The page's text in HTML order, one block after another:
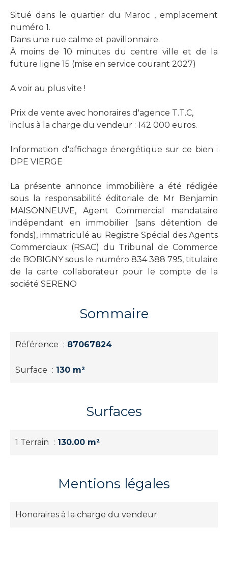
Situé dans le quartier du Maroc , emplacement
numéro 1.
Dans une rue calme et pavillonnaire.
À moins de 10 minutes du centre ville et de la
future ligne 15 (mise en service courant 2027)
A voir au plus vite !
Prix de vente avec honoraires d'agence T.T.C,
inclus à la charge du vendeur : 142 000 euros.
Information d'affichage énergétique sur ce bien :
DPE VIERGE
La présente annonce immobilière a été rédigée
sous la responsabilité éditoriale de Mr Benjamin
MAISONNEUVE, Agent Commercial mandataire
indépendant en immobilier (sans détention de
fonds), immatriculé au Registre Spécial des Agents
Commerciaux (RSAC) du Tribunal de Commerce
de BOBIGNY sous le numéro 834 388 795, titulaire
de la carte collaborateur pour le compte de la
société SERENO
Sommaire
Référence 87067824
Surface 130 m²
Surfaces
1 Terrain 130.00 m²
Mentions légales
Honoraires à la charge du vendeur